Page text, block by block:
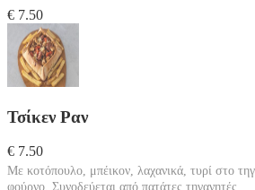
€ 7.50
Τσίκεν Ραν
€ 7.50
Με κοτόπουλο, μπέικον, λαχανικά, τυρί στο
φούρνο. Συνοδεύεται από πατάτες τηγανητές